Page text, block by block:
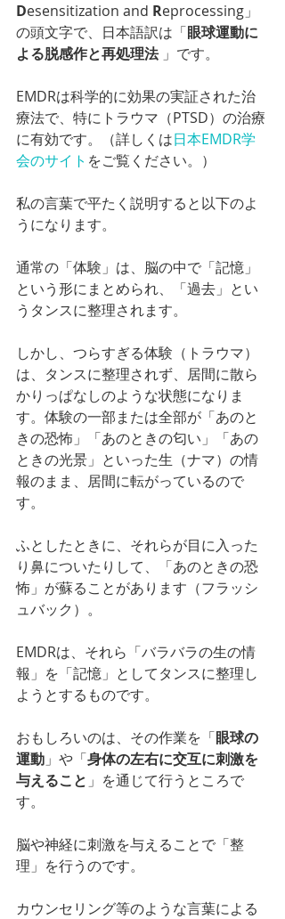
Desensitization and Reprocessing」
の頭文字で、日本語訳は「眼球運動に
よる脱感作と再処理法 」です。
EMDRは科学的に効果の実証された治
療法で、特にトラウマ（PTSD）の治療
に有効です。（詳しくは日本EMDR学
会のサイト をご覧ください。）
私の言葉で平たく説明すると以下のよ
うになります。
通常の「体験」は、脳の中で「記憶」
という形にまとめられ、「過去」とい
うタンスに整理されます。
しかし、つらすぎる体験（トラウマ）
は、タンスに整理されず、居間に散ら
かりっぱなしのような状態になりま
す。体験の一部または全部が「あのと
きの恐怖」「あのときの匂い」「あの
ときの光景」といった生（ナマ）の情
報のまま、居間に転がっているので
す。
ふとしたときに、それらが目に入った
り鼻についたりして、「あのときの恐
怖」が蘇ることがあります（フラッシ
ュバック）。
EMDRは、それら「バラバラの生の情
報」を「記憶」としてタンスに整理し
ようとするものです。
おもしろいのは、その作業を「眼球の
運動 」や「身体の左右に交互に刺激を
与えること 」を通じて行うところで
す。
脳や神経に刺激を与えることで「整
理」を行うのです。
カウンセリング等のような言葉による